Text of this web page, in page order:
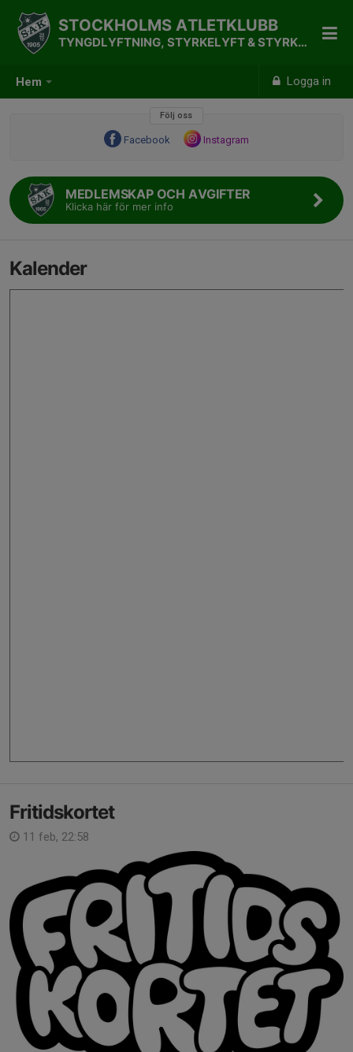
Hem Logga in
STOCKHOLMS ATLETKLUBB
TYNGDLYFTNING, STYRKELYFT & STYRKETRÄNING
Följ oss
Facebook Instagram
MEDLEMSKAP OCH AVGIFTER
Klicka här för mer info
Kalender
Fritidskortet
11 feb, 22:58